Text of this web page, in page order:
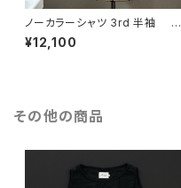
ノーカラーシャツ 3rd 半袖 白
×赤
¥12,100
その他の商品